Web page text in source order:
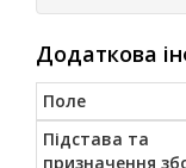
Додаткова
Поле
Підстава та
призначення